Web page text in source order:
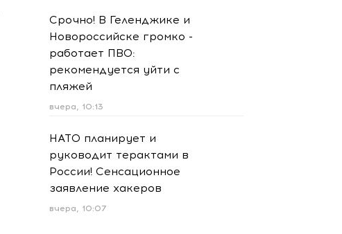
Срочно! В Геленджике и
Новороссийске громко -
работает ПВО:
рекомендуется уйти с
пляжей
вчера, 10:13
НАТО планирует и
руководит терактами в
России! Сенсационное
заявление хакеров
вчера, 10:07